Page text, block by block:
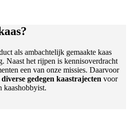
als ambachtelijk gemaakte kaas
Naast het rijpen is kennisoverdracht
een van onze missies. Daarvoor
diverse gedegen kaastrajecten voor
kaashobbyist.